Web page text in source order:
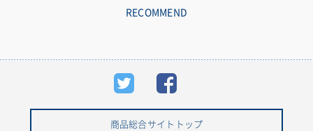
RECOMMEND
商品総合サイトトップ